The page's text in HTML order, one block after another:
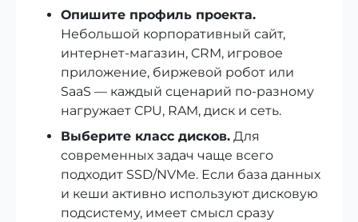
Опишите профиль проекта.
Небольшой корпоративный сайт,
интернет-магазин, CRM, игровое
приложение, биржевой робот или
SaaS — каждый сценарий по‑разному
нагружает CPU, RAM, диск и сеть.
Выберите класс дисков. Для
современных задач чаще всего
подходит SSD/NVMe. Если база данных
и кеши активно используют дисковую
подсистему, имеет смысл сразу